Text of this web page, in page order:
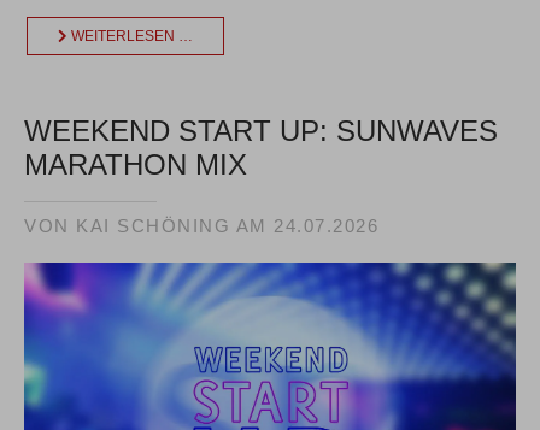
WEITERLESEN …
WEEKEND START UP: SUNWAVES
MARATHON MIX
VON KAI SCHÖNING AM 24.07.2026